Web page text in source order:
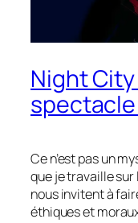
Night
Ce n’est pas un
que je travaille
nous invitent à
éthiques et